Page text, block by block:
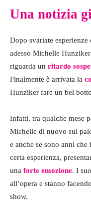
Una notizia
Dopo svariate esperienze
adesso Michelle
riguarda un ritardo
Finalmente è arrivata la
Hunziker fare un bel
Infatti, tra qualche mese
Michelle di nuovo sul
e anche se sono anni
certa esperienza,
una forte emozione. I
all’opera e stanno
show.